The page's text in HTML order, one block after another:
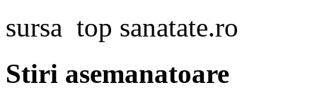
sursa top sanatate.ro
Stiri asemanatoare